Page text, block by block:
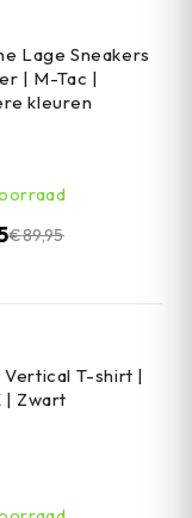
Lage Sneakers
| M-Tac |
kleuren
€89,95
Vertical T-shirt |
| Zwart